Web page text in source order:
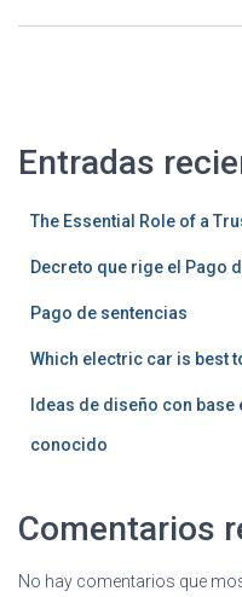
Entradas
The Essential Role of a
Decreto que rige el Pago
Pago de sentencias
Which electric car is best
Ideas de diseño con
conocido
Comentarios
No hay comentarios que